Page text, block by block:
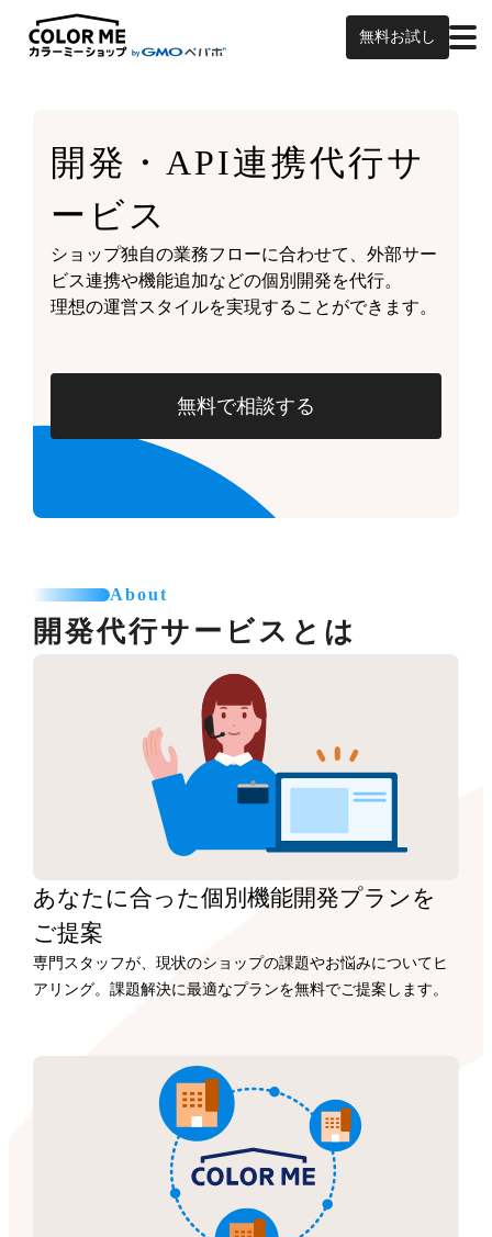
無料お試し
開発・API連携代行サ
ービス
ショップ独自の業務フローに合わせて、外部サー
ビス連携や機能追加などの個別開発を代行。
理想の運営スタイルを実現することができます。
無料で相談する
About
開発代行サービスとは
あなたに合った個別機能開発プランを
ご提案
専門スタッフが、現状のショップの課題やお悩みについてヒ
アリング。課題解決に最適なプランを無料でご提案します。